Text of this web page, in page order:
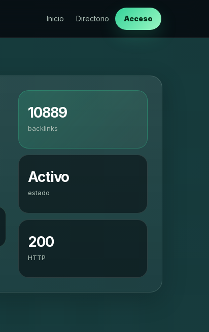
Inicio Directorio Acceso
10889
backlinks
Activo
estado
200
HTTP